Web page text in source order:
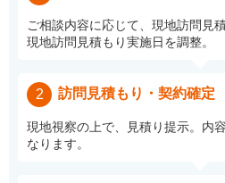
ご相談内容に応じて、現地訪問見
現地訪問見積もり実施日を調整。
2 訪問見積もり・契約確定
現地視察の上で、見積り提示。内
なります。